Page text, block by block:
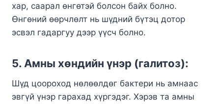
хар, саарал өнгөтэй болсон байх болно.
Өнгөний өөрчлөлт нь шүдний бүтэц дотор
эсвэл гадаргуу дээр үүсч болно.
5. Амны хөндийн үнэр (галитоз):
Шүд цоороход нөлөөлдөг бактери нь амнаас
эвгүй үнэр гарахад хүргэдэг. Хэрэв та амны